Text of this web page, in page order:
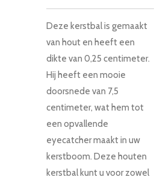
Deze kerstbal is gemaakt
van hout en heeft een
dikte van 0,25 centimeter.
Hij heeft een mooie
doorsnede van 7,5
centimeter, wat hem tot
een opvallende
eyecatcher maakt in uw
kerstboom. Deze houten
kerstbal kunt u voor zowel